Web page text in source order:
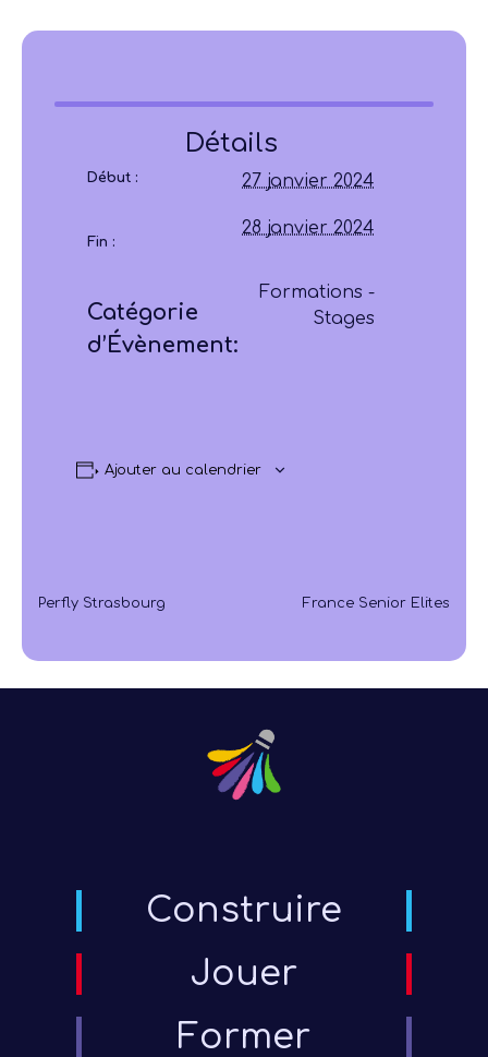
Détails
Début : 27 janvier 2024
Fin :
28 janvier 2024
Catégorie
d’Évènement:
Formations -
Stages
Ajouter au calendrier
Perfly Strasbourg France Senior Elites
Construire
Jouer
Former